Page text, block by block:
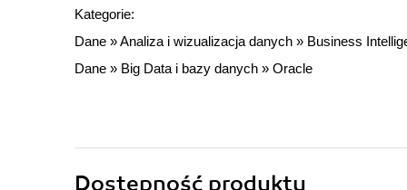
Kategorie:
Dane »Analiza i wizualizacja danych » Business
Dane » Big Data i bazy danych » Oracle
Dostępność produktu